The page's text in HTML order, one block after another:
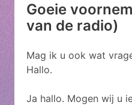
Goeie
van de radio)
Mag ik u ook wat
Hallo.
Ja hallo. Mogen wij u